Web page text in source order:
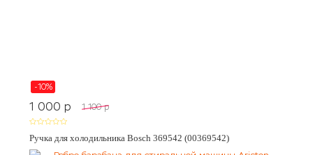
-10%
1 000 p 1 100 p
Ручка для холодильника Bosch 369542 (00369542)